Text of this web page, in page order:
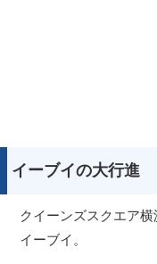
イーブイの大行進
クイーンズスクエア
イーブイ。